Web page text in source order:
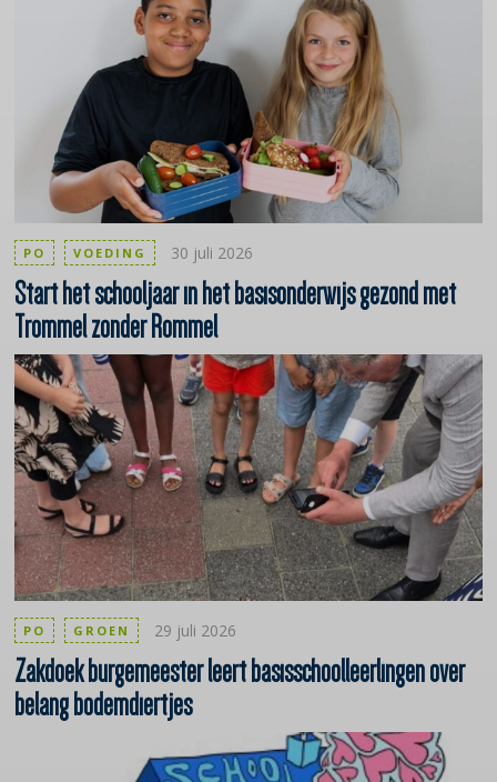
Start het schooljaar in het basisonderwijs gezond met
Trommel zonder Rommel
PO VOEDING 30 juli 2026
Zakdoek burgemeester leert basisschoolleerlingenover
belang bodemdiertjes
PO GROEN 29 juli 2026